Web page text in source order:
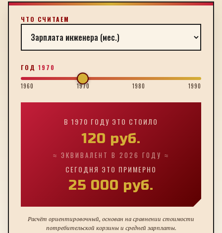
ЧТО СЧИТАЕМ
ГОД 1970
1960 1970 1980 1990
В 1970 ГОДУ ЭТО СТОИЛО
120 руб.
≈ ЭКВИВАЛЕНТ В 2026 ГОДУ ≈
СЕГОДНЯ ЭТО ПРИМЕРНО
25 000 руб.
Расчёт ориентировочный, основан на сравнении стоимости
потребительской корзины и средней зарплаты.